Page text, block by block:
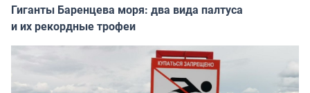
Гиганты Баренцева моря: два вида палтуса
и их рекордные трофеи